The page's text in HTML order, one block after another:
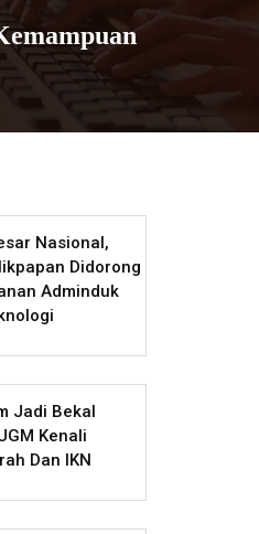
Nasional,
Didorong
Adminduk
Jadi Bekal
Kenali
Dan IKN